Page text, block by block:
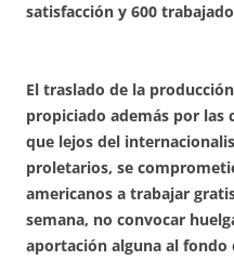
satisfacción y 600
El traslado de la
propiciado además por las
que lejos del
proletarios, se
americanos a trabajar
semana, no convocar
aportación alguna al fondo